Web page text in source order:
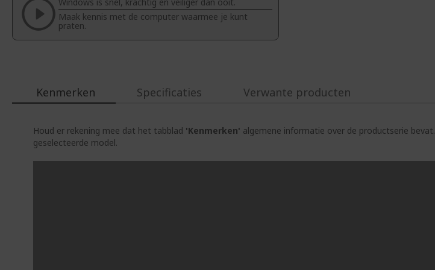
afbeeldingen-
gallerij
Maak kennis met de computer waarmee je kunt
praten.
Kenmerken
Houd er rekening mee dat het tabblad 'Kenmerken' algemene informatie over de productserie bevat.
geselecteerde model.
Specificaties Verwante producten